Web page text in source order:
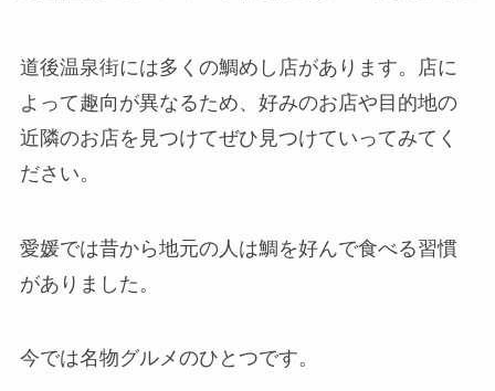
道後温泉街には多くの鯛めし店があります。店に
よって趣向が異なるため、好みのお店や目的地の
近隣のお店を見つけてぜひ見つけていってみてく
ださい。
愛媛では昔から地元の人は鯛を好んで食べる習慣
がありました。
今では名物グルメのひとつです。